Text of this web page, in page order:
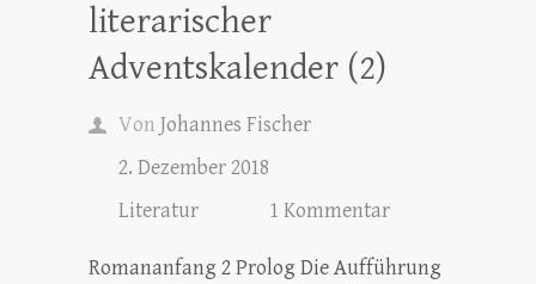
literarischer
Adventskalender (2)
Von Johannes Fischer
2. Dezember 2018
Literatur
1 Kommentar
Romananfang 2 Prolog Die Aufführung